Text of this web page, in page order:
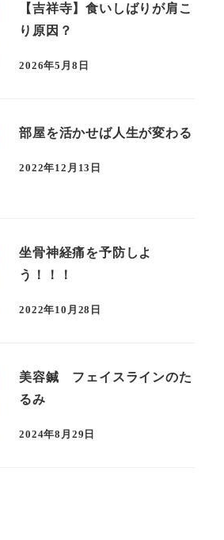
【吉祥寺】食いしばりが肩こ
り原因？
2026年5月8日
部屋を活かせば人生が変わる
2022年12月13日
坐骨神経痛を予防しよ
う！！！
2022年10月28日
美容鍼 フェイスラインのた
るみ
2024年8月29日